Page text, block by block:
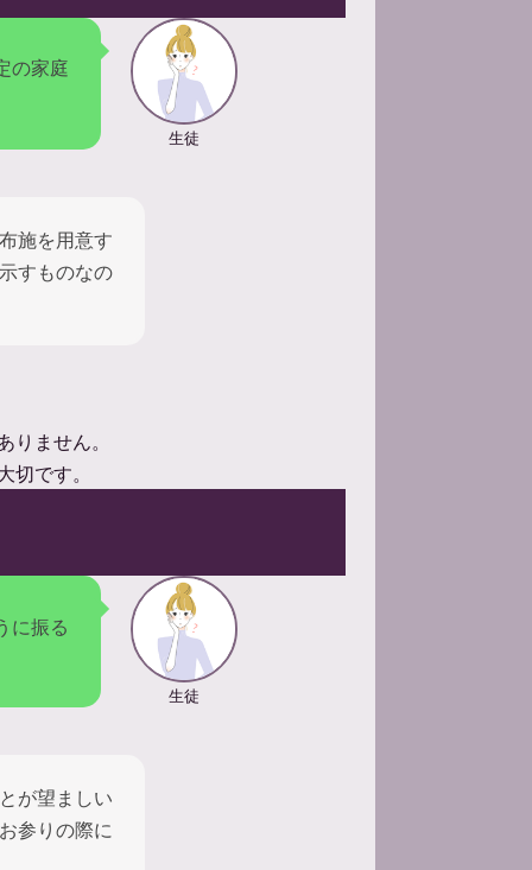
の家庭
生徒
施を用意す
すものなの
ません。
です。
に振る
生徒
が望ましい
参りの際に